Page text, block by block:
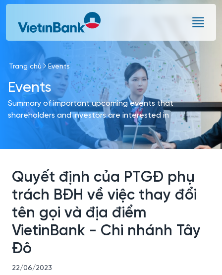
Skip to Main Content
Trang chủ Events
Events
Summary of important upcoming events that
shareholders and investors are interested in
Quyết định của PTGĐ phụ
trách BĐH về việc thay đổi
tên gọi và địa điểm
VietinBank - Chi nhánh Tây
Đô
22/06/2023